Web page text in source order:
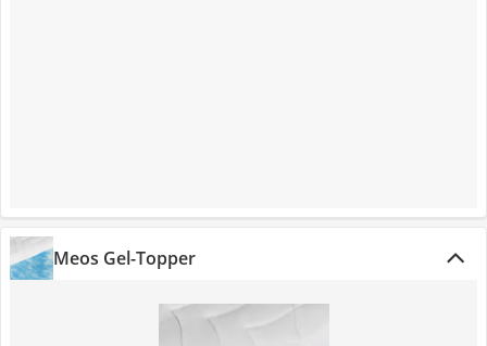
Meos Gel-Topper